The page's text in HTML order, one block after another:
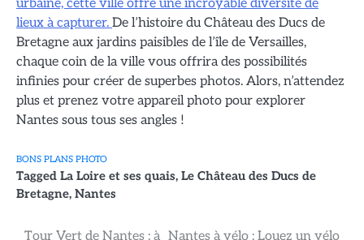
lieux à capturer. De l’histoire du Château des Ducs de
Bretagne aux jardins paisibles de l’île de Versailles,
chaque coin de la ville vous offrira des possibilités
infinies pour créer de superbes photos. Alors, n’attendez
plus et prenez votre appareil photo pour explorer
Nantes sous tous ses angles !
BONS PLANS PHOTO
Tagged La Loire et ses quais, Le Château des Ducs de
Bretagne, Nantes
Tour Vert de Nantes : à Nantes à vélo : Louez un vélo